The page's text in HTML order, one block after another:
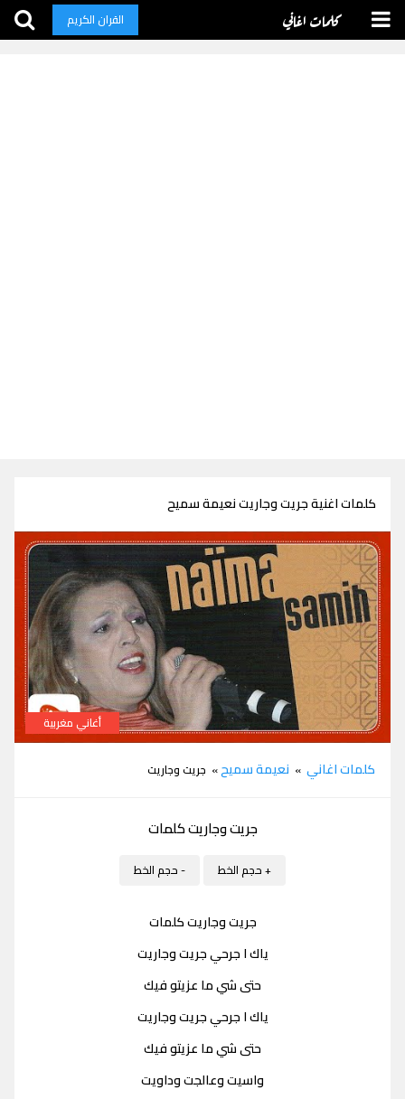
كلمات اغاني القران الكريم
كلمات اغنية جريت وجاريت نعيمة سميح
أغاني مغربية
كلمات اغاني » نعيمة سميح» جريت وجاريت
جريت وجاريت كلمات
+ حجم الخط - حجم الخط
جريت وجاريت كلمات
ياك ا جرحي جريت وجاريت
حتى شي ما عزيتو فيك
ياك ا جرحي جريت وجاريت
حتى شي ما عزيتو فيك
واسيت وعالجت وداويت